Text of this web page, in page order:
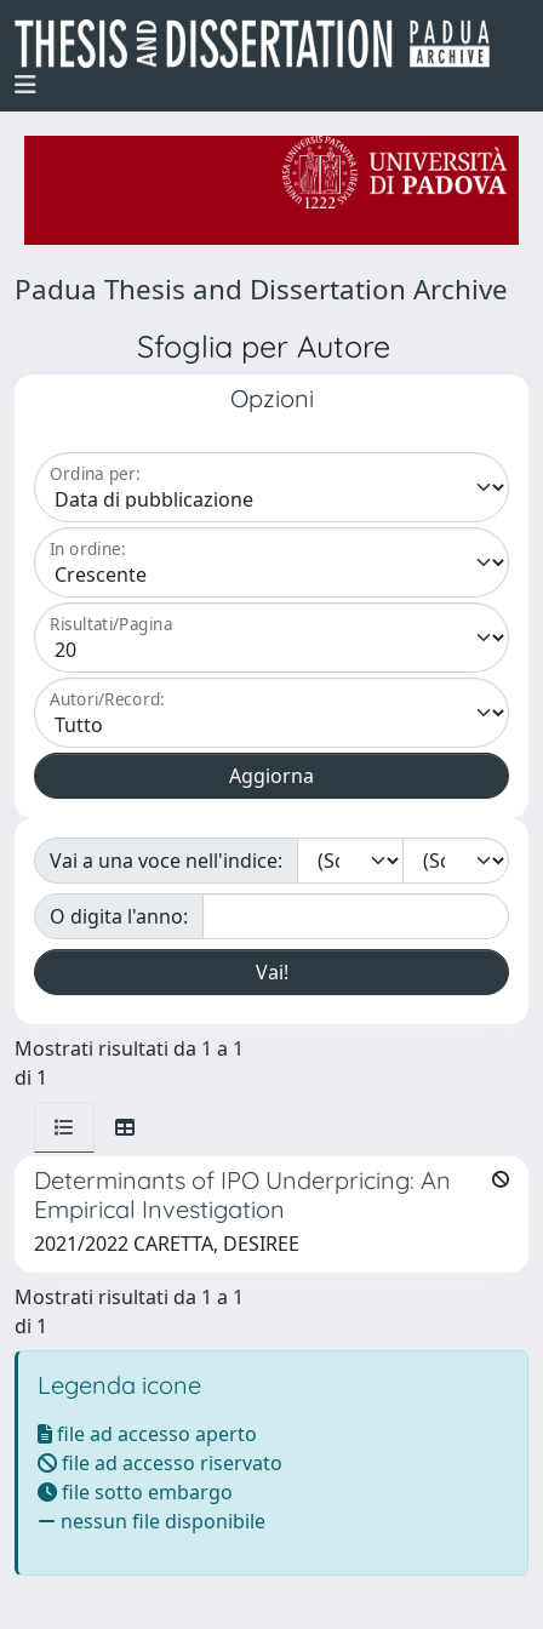
Padua Thesis and Dissertation Archive
Sfoglia per Autore
Opzioni
Ordina per:
In ordine:
Risultati/Pagina
Autori/Record:
Vai a una voce nell'indice:
O digita l'anno:
Mostrati risultati da 1 a 1
di 1
Determinants of IPO Underpricing: An
Empirical Investigation
2021/2022 CARETTA, DESIREE
Mostrati risultati da 1 a 1
di 1
Legenda icone
file ad accesso aperto
file ad accesso riservato
file sotto embargo
nessun file disponibile